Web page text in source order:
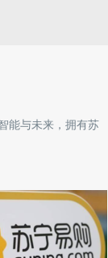
能与未来，拥有苏